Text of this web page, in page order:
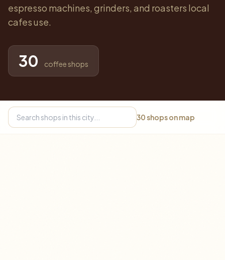
espresso machines, grinders, and roasters local
cafes use.
30 coffee shops
30 shops on map